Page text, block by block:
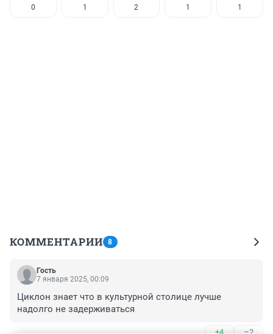
0 1 2 1 1
КОММЕНТАРИИ 8
Гость
7 января 2025, 00:09
Циклон знает что в культурной столице лучше
надолго не задерживаться
+4 –2